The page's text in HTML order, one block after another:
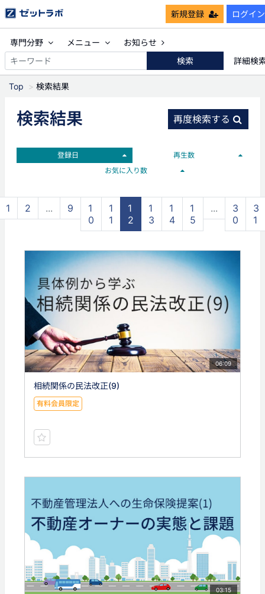
新規登録 ログイン
専門分野 メニュー
お知らせ
検索
詳細検
Top 検索結果
検索結果 再度検索する
登録日
再生数
お気に入り数
1 2 ... 9
1
0
1
1
1
2
1
3
1
4
1
5
...
3
0
3
1
06:09
相続関係の民法改正(9)
有料会員限定
03:15